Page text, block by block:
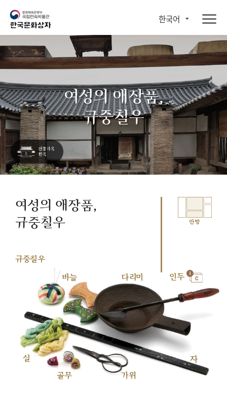
한국어
여성의 애장품,
규중칠우
여성의 애장품,
규중칠우
안방
규중칠우
바늘
다리미 인두
실
골무
가위
자